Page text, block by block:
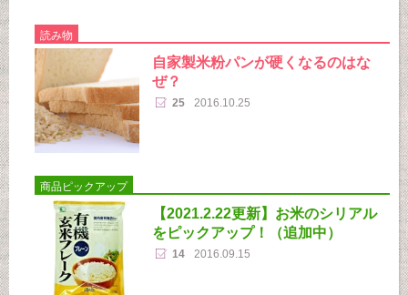
読み物
自家製米粉パンが硬くなるのはな
ぜ？
25 2016.10.25
商品ピックアップ
【2021.2.22更新】お米のシリアル
をピックアップ！（追加中）
14 2016.09.15